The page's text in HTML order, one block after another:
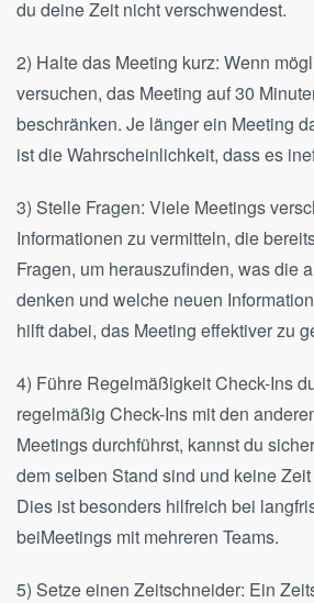
du deine Zeit nicht verschwendest.
2) Halte das Meeting kurz: Wenn
versuchen, das Meeting auf 30
beschränken. Je länger ein Meeting
ist die Wahrscheinlichkeit, dass es
3) Stelle Fragen: Viele Meetings
Informationen zu vermitteln, die
Fragen, um herauszufinden, was die
denken und welche neuen
hilft dabei, das Meeting effektiver zu
4) Führe Regelmäßigkeit Check-Ins
regelmäßig Check-Ins mit den
Meetings durchführst, kannst du
dem selben Stand sind und keine
Dies ist besonders hilfreich bei
beiMeetings mit mehreren Teams.
5) Setze einen Zeitschneider: Ein